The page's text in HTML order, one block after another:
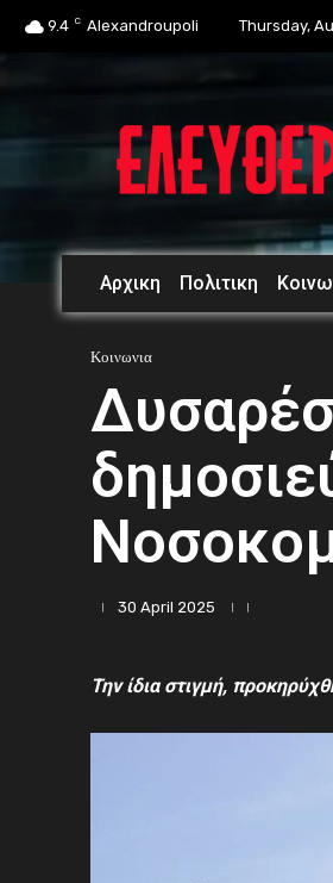
9.4 C Alexandroupoli Thursday,
Αρχικη Πολιτικη
Κοινωνια
30 April 2025
Την ίδια στιγμή,